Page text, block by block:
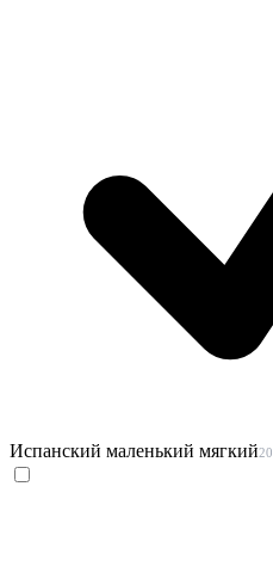
Испанский маленький мягкий20